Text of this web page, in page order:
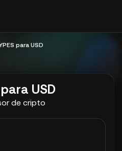
para USD
para USD
de cripto